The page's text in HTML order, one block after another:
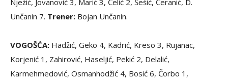
Nježić, Jovanović 3, Marić 3, Ćelić 2, Šešić, Ćeranić, D.
Unčanin 7. Trener: Bojan Unčanin.
VOGOŠĆA: Hadžić, Geko 4, Kadrić, Kreso 3, Rujanac,
Korjenić 1, Zahirović, Haseljić, Pekić 2, Delalić,
Karmehmedović, Osmanhodžić 4, Bosić 6, Čorbo 1,